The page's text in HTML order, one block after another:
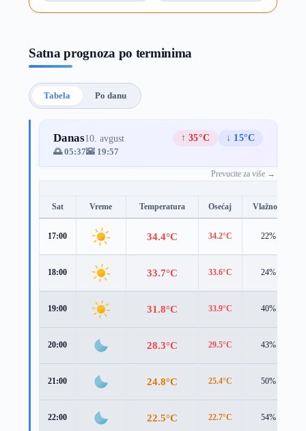
Satna prognoza po terminima
Tabela Po danu
Danas10. avgust ↑ 35°C
↓ 15°C
🌅 05:37🌇 19:57
Prevucite za više →
Sat Vreme Temperatura Osećaj Vlažnost
17:00 34.4°C 34.2°C 22%
18:00 33.7°C 33.6°C 24%
19:00 31.8°C 33.9°C 40%
20:00 28.3°C 29.5°C 43%
21:00 24.8°C 25.4°C 50%
22:00 22.5°C 22.7°C 54%